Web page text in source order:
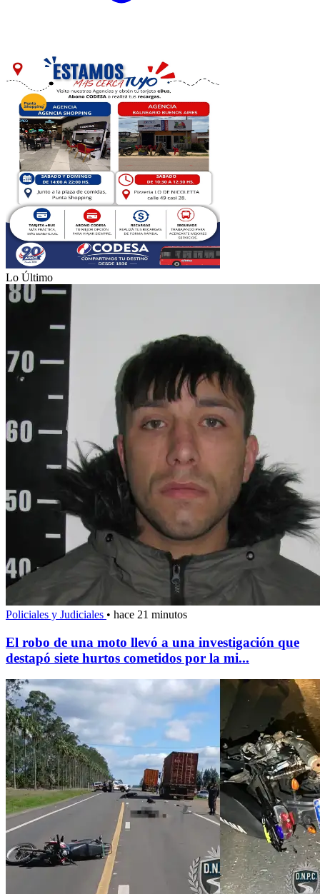
Lo Último
Policiales y Judiciales • hace 21 minutos
El robo de una moto llevó a una investigación que
destapó siete hurtos cometidos por la mi...